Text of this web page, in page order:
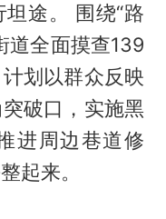
途。 围绕“路
道全面摸查139
划以群众反映
破口，实施黑
进周边巷道修
起来。